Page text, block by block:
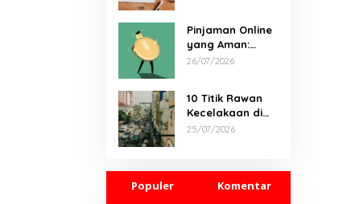
Pinjaman Online
yang Aman:
Panduan
Pelunasan
26/07/2026
10 Titik Rawan
Kecelakaan di
Indonesia &
Hari Ini
25/07/2026
Populer Komentar